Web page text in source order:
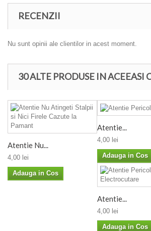
RECENZII
Nu sunt opinii ale clientilor in acest moment.
30 ALTE PRODUSE IN ACEEASI
Atentie Nu...
4,00 lei
Adauga in Cos
Atentie...
4,00 lei
Adauga in Cos
Atentie...
4,00 lei
Adauga in Cos